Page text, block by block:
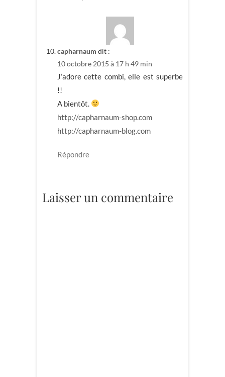
capharnaum dit :
10 octobre 2015 à 17 h 49 min
J’adore cette combi, elle est superbe
!!
A bientôt.
http://capharnaum-shop.com
http://capharnaum-blog.com
Répondre
Laisser un commentaire